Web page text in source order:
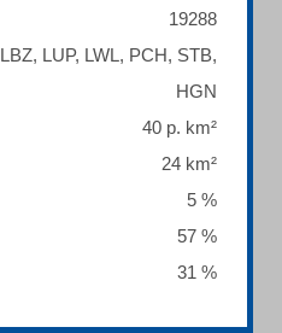
19288
LBZ, LUP, LWL, PCH, STB,
HGN
40 p. km²
24 km²
5 %
57 %
31 %